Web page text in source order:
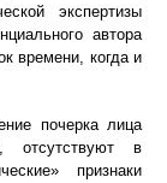
экспертизы
автора
времени, когда и
почерка лица
отсутствуют в
признаки